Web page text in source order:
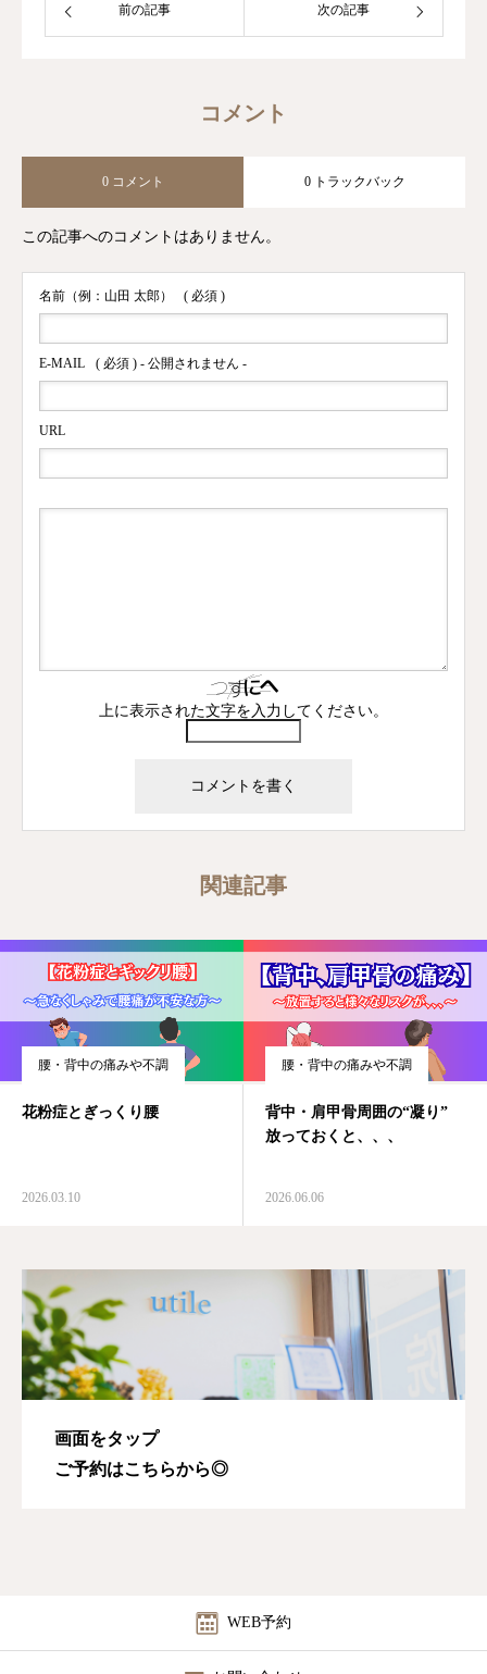
前の記事 次の記事
コメント
0 コメント 0 トラックバック
この記事へのコメントはありません。
名前（例：山田 太郎） ( 必須 )
E-MAIL ( 必須 ) - 公開されません -
URL
上に表示された文字を入力してください。
関連記事
腰・背中の痛みや不調
花粉症とぎっくり腰
2026.03.10
腰・背中の痛みや不調
背中・肩甲骨周囲の“凝り”
放っておくと、、、
2026.06.06
画面をタップ
ご予約はこちらから◎
WEB予約